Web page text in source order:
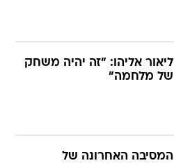
ליאור אליהו: "זה יהיה משחק
של מלחמה"
המסיבה האחרונה של